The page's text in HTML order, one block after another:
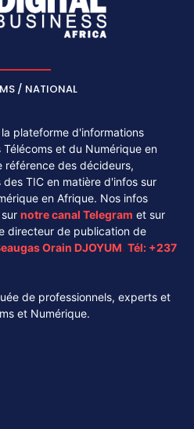
/ NATIONAL
plateforme d'informations
et du Numérique en
référence des décideurs,
TIC en matière d'infos sur
en Afrique. Nos infos
notre canal Telegram et sur
directeur de publication de
Orain DJOYUM. Tél: +237
de professionnels, experts et
et Numérique.